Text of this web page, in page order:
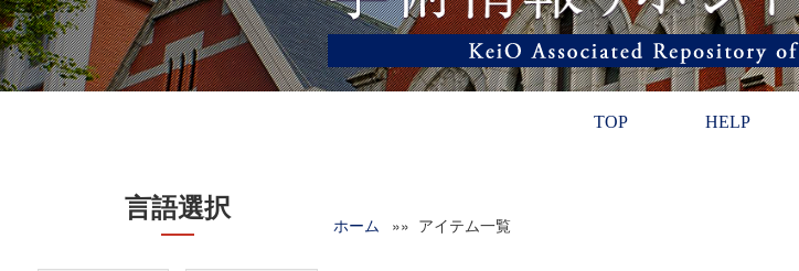
TOP HELP
言語選択
ホーム »» アイテム一覧